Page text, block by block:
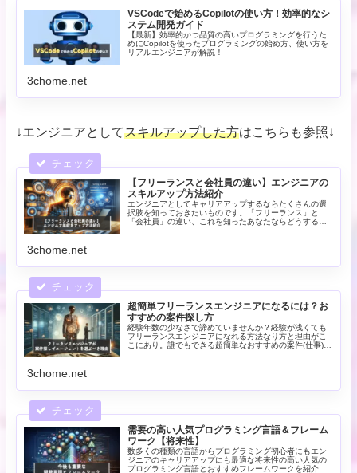
VSCodeで始めるCopilotの使い方！効率的なシ
ステム開発ガイド
【最新】効率的かつ品質の高いプログラミングを行うた
めにCopilotを使ったプログラミングの始め方、使い方を
リアルエンジニアが解説！
3chome.net
↓エンジニアとしてスキルアップした方はこちらも参照↓
【フリーランスと会社員の違い】エンジニアの
スキルアップ方法紹介
エンジニアとしてキャリアアップするならたくさんの選
択肢を知っておきたいものです。「フリーランス」と
「会社員」の違い、これを知ったあなたならどうする
3chome.net
超簡単フリーランスエンジニアになるには？お
すすめの案件探し方
経験年数の少なさで諦めていませんか？経験が浅くても
フリーランスエンジニアになれる方法なり方と理由がこ
こにあり。誰でもできる超簡単なおすすめの案件(仕事)の
3chome.net
需要の高い人気プログラミング言語＆フレーム
ワーク【将来性】
数多くの種類の言語からプログラミング初心者にもエン
ジニアのキャリアアップにも最適な将来性の高い人気の
プログラミング言語とおすすめフレームワークを紹介！